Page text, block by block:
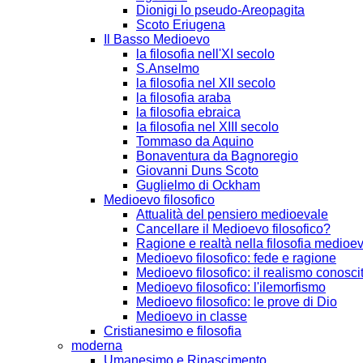
Dionigi lo pseudo-Areopagita
Scoto Eriugena
Il Basso Medioevo
la filosofia nell'XI secolo
S.Anselmo
la filosofia nel XII secolo
la filosofia araba
la filosofia ebraica
la filosofia nel XIII secolo
Tommaso da Aquino
Bonaventura da Bagnoregio
Giovanni Duns Scoto
Guglielmo di Ockham
Medioevo filosofico
Attualità del pensiero medioevale
Cancellare il Medioevo filosofico?
Ragione e realtà nella filosofia
Medioevo filosofico: fede e ragione
Medioevo filosofico: il realismo
Medioevo filosofico: l'ilemorfismo
Medioevo filosofico: le prove di Dio
Medioevo in classe
Cristianesimo e filosofia
moderna
Umanesimo e Rinascimento